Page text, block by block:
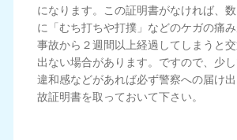
になります。この証明書がなければ、
に「むち打ちや打撲」などのケガの痛み
事故から２週間以上経過してしまうと
出ない場合があります。ですので、少
違和感などがあれば必ず警察への届け
故証明書を取っておいて下さい。